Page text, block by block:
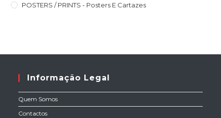
POSTERS / PRINTS - Posters E Cartazes
Informação Legal
Quem Somos
Contactos